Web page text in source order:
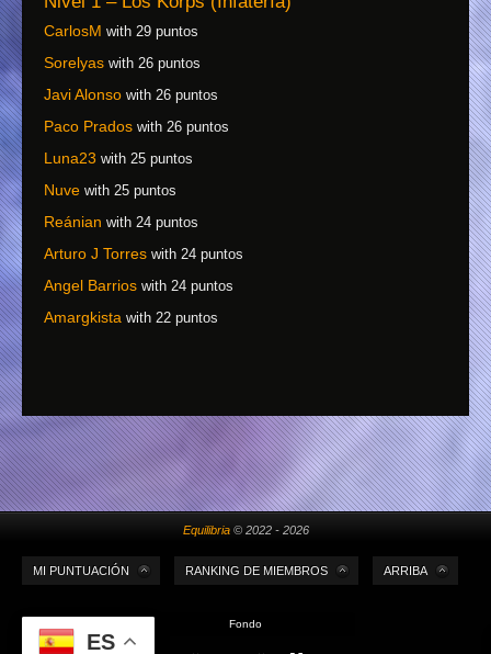
CarlosM with 29 puntos
Sorelyas with 26 puntos
Javi Alonso with 26 puntos
Paco Prados with 26 puntos
Luna23 with 25 puntos
Nuve with 25 puntos
Reánian with 24 puntos
Arturo J Torres with 24 puntos
Angel Barrios with 24 puntos
Amargkista with 22 puntos
Equilibria© 2022 - 2026
MI PUNTUACIÓN RANKING DE MIEMBROS ARRIBA
Fondo
ES